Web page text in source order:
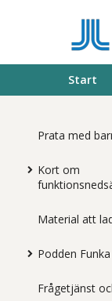
Start
Prata med
Kort om
Material att
Podden
Frågetjänst